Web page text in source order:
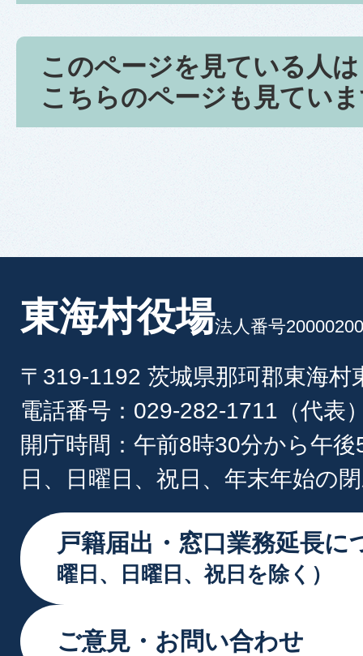
このページを見ている人は
こちらのページも見てい
東海村役場法人番号
〒319-1192 茨城県那珂郡東海村
電話番号：029-282-1711（代表
開庁時間：午前8時30分から午
日、日曜日、祝日、年末年始の
戸籍届出・窓口業務延長に
曜日、日曜日、祝日を除く）
ご意見・お問い合わせ